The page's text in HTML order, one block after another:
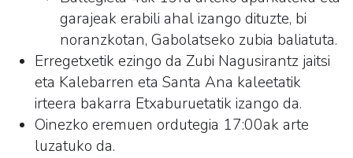
garajeak erabili ahal izango dituzte, bi
noranzkotan, Gabolatseko zubia baliatuta.
Erregetxetik ezingo da Zubi Nagusirantz jaitsi
eta Kalebarren eta Santa Ana kaleetatik
irteera bakarra Etxaburuetatik izango da.
Oinezko eremuen ordutegia 17:00ak arte
luzatuko da.